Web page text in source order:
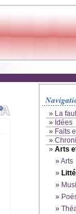
» La
» Idées
» Faits
»
» Arts
»Arts
»
»
»
»